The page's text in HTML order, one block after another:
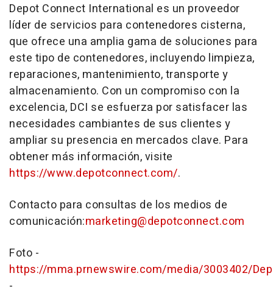
Depot Connect International es un proveedor
líder de servicios para contenedores cisterna,
que ofrece una amplia gama de soluciones para
este tipo de contenedores, incluyendo limpieza,
reparaciones, mantenimiento, transporte y
almacenamiento. Con un compromiso con la
excelencia, DCI se esfuerza por satisfacer las
necesidades cambiantes de sus clientes y
ampliar su presencia en mercados clave. Para
obtener más información, visite
https://www.depotconnect.com/.
Contacto para consultas de los medios de
comunicación:marketing@depotconnect.com
Foto -
https://mma.prnewswire.com/media/3003402/